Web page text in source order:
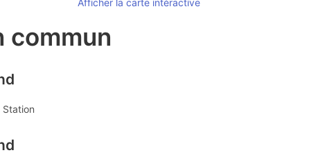
Afficher la carte intéractive
commun